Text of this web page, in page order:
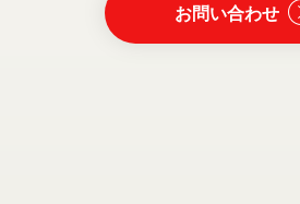
お問い合わせ